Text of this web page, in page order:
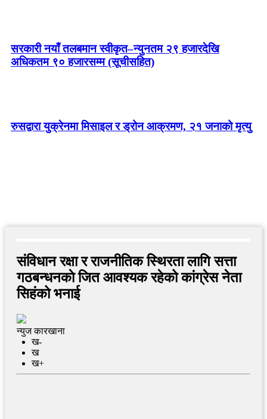
सरकारी नयाँ तलबमान स्वीकृत–न्युनतम २९ हजारदेखि
अधिकतम ९० हजारसम्म (सूचीसहित)
रुसद्वारा युक्रेनमा मिसाइल र ड्रोन आक्रमण, २१ जनाको मृत्यु
संविधान रक्षा र राजनीतिक स्थिरता लागि सत्ता
गठबन्धनकाे जित आवश्यक रहेको कांग्रेस नेता
सिहंको भनाई
न्युज कारखाना
ख-
ख
ख+